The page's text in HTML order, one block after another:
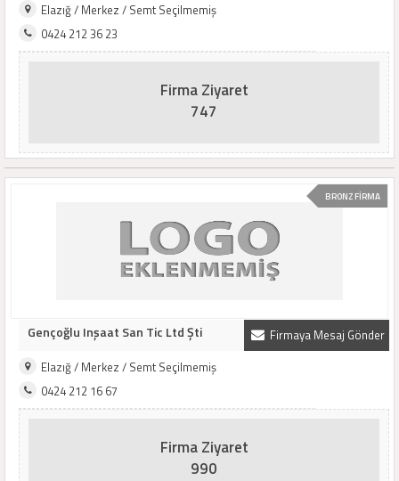
Elazığ / Merkez / Semt Seçilmemiş
0424 212 36 23
Firma Ziyaret
747
BRONZ FİRMA
Firmaya Mesaj Gönder
Gençoğlu Inşaat San Tic Ltd Şti
Elazığ / Merkez / Semt Seçilmemiş
0424 212 16 67
Firma Ziyaret
990